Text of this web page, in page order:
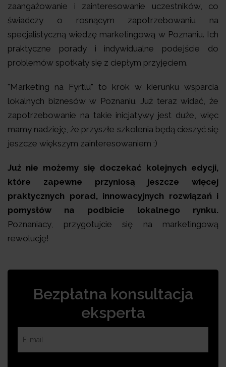
zaangażowanie i zainteresowanie uczestników, co
świadczy o rosnącym zapotrzebowaniu na
specjalistyczną wiedzę marketingową w Poznaniu. Ich
praktyczne porady i indywidualne podejście do
problemów spotkały się z ciepłym przyjęciem.
"Marketing na Fyrtlu" to krok w kierunku wsparcia
lokalnych biznesów w Poznaniu. Już teraz widać, że
zapotrzebowanie na takie inicjatywy jest duże, więc
mamy nadzieję, że przyszłe szkolenia będą cieszyć się
jeszcze większym zainteresowaniem ;)
Już nie możemy się doczekać kolejnych edycji,
które zapewne przyniosą jeszcze więcej
praktycznych porad, innowacyjnych rozwiązań i
pomysłów na podbicie lokalnego rynku.
Poznaniacy, przygotujcie się na marketingową
rewolucję!
Bezpłatna konsultacja
eksperta